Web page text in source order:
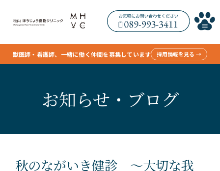
獣医師・看護師、一緒に働く仲間を募集しています 採用情報を見る →
お知らせ・ブログ
秋のながいき健診 ～大切な我